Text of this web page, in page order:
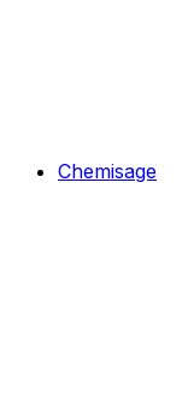
Chemisage